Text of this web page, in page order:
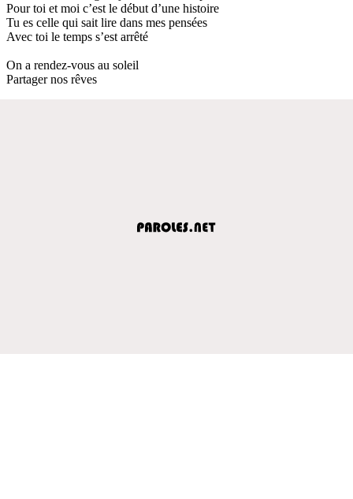
Pour toi et moi c’est le début d’une histoire
Tu es celle qui sait lire dans mes pensées
Avec toi le temps s’est arrêté
On a rendez-vous au soleil
Partager nos rêves